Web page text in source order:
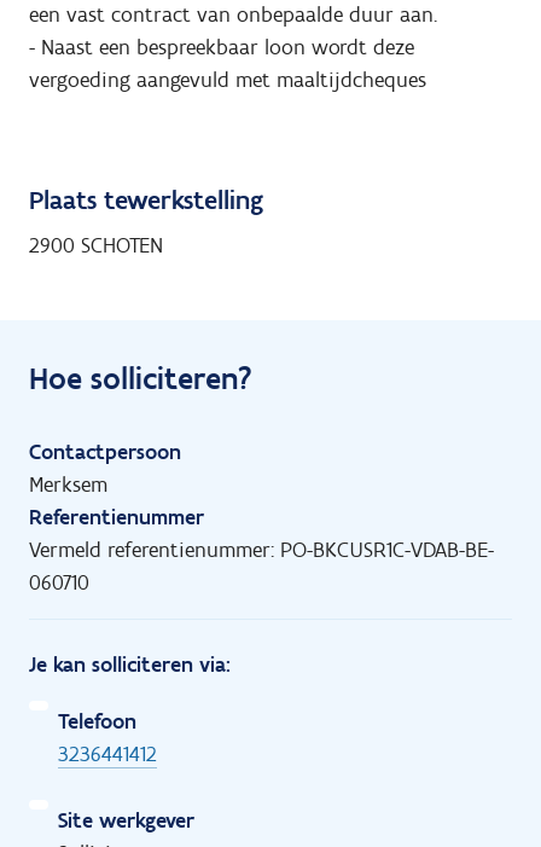
een vast contract van onbepaalde duur aan.
- Naast een bespreekbaar loon wordt deze
vergoeding aangevuld met maaltijdcheques
Plaats tewerkstelling
2900 SCHOTEN
Hoe solliciteren?
Contactpersoon
Merksem
Referentienummer
Vermeld referentienummer: PO-BKCUSR1C-VDAB-BE-
060710
Je kan solliciteren via:
Telefoon
3236441412
Site werkgever